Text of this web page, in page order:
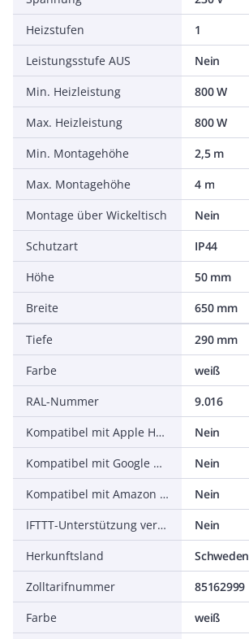
Heizstufen
1
Leistungsstufe AUS
Nein
Min. Heizleistung
800 W
Max. Heizleistung
800 W
Min. Montagehöhe
2,5 m
Max. Montagehöhe
4 m
Montage über Wickeltisch
Nein
Schutzart
IP44
Höhe
50 mm
Breite
650 mm
Tiefe
290 mm
Farbe
weiß
RAL-Nummer
9.016
Kompatibel mit Apple HomeKit
Nein
Kompatibel mit Google Assistant
Nein
Kompatibel mit Amazon Alexa
Nein
IFTTT-Unterstützung verfügbar
Nein
Herkunftsland
Schweden
Zolltarifnummer
85162999
Farbe
weiß